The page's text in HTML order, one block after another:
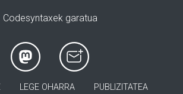
Codesyntaxek garatua
LEGE OHARRA PUBLIZITATEA